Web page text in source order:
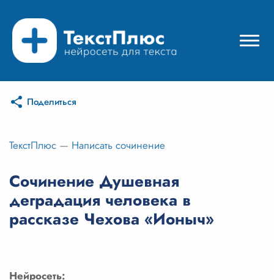
Режимы нейросети
Цены
Вход
Вход с Telegram
Поделиться
ТекстПлюс — Написать сочинение
Сочинение Душевная
деградация человека в
рассказе Чехова «Ионыч»
Нейросеть: